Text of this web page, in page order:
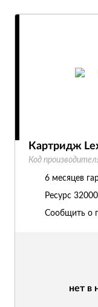
нет в
Картридж
Код
6 месяцев
Ресурс
Сообщить о